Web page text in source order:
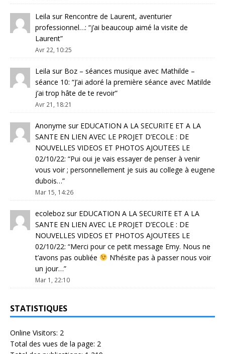
Leila sur Rencontre de Laurent, aventurier
professionnel…: “j’ai beaucoup aimé la visite de
Laurent”
Avr 22, 10:25
Leila sur Boz – séances musique avec Mathilde –
séance 10: “J’ai adoré la première séance avec Matilde
j’ai trop hâte de te revoir”
Avr 21, 18:21
Anonyme sur EDUCATION A LA SECURITE ET A LA
SANTE EN LIEN AVEC LE PROJET D’ECOLE : DE
NOUVELLES VIDEOS ET PHOTOS AJOUTEES LE
02/10/22: “Pui oui je vais essayer de penser à venir
vous voir ; personnellement je suis au college à eugene
dubois…”
Mar 15, 14:26
ecoleboz sur EDUCATION A LA SECURITE ET A LA
SANTE EN LIEN AVEC LE PROJET D’ECOLE : DE
NOUVELLES VIDEOS ET PHOTOS AJOUTEES LE
02/10/22: “Merci pour ce petit message Emy. Nous ne
t’avons pas oubliée
N’hésite pas à passer nous voir
un jour…”
Mar 1, 22:10
STATISTIQUES
Online Visitors: 2
Total des vues de la page: 2